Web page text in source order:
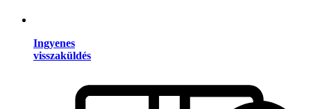
Ingyenes
visszaküldés